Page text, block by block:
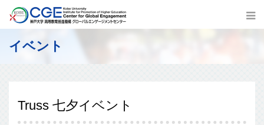
イベント
Truss 七夕イベント